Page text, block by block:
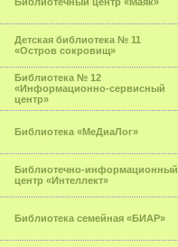
Детская библиотека № 11
«Остров сокровищ»
Библиотека № 12
«Информационно-сервисный
центр»
Библиотека «МеДиаЛог»
Библиотечно-информационный
центр «Интеллект»
Библиотека семейная «БИАР»